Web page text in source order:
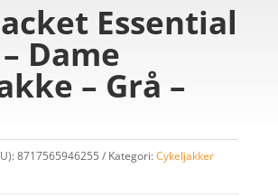
Essential
Dame
– Grå –
8717565946255 Kategori:Cykeljakker